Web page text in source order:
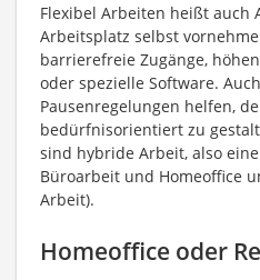
Flexibel Arbeiten heißt auch
Arbeitsplatz selbst
barrierefreie Zugänge,
oder spezielle Software.
Pausenregelungen helfen,
bedürfnisorientiert zu
sind hybride Arbeit, also
Büroarbeit und Homeoffice
Arbeit).
Homeoffice oder